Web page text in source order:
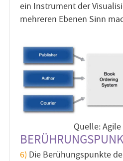
ein Instrument der
mehreren Ebenen Sinn
Quelle:
6) Die Berühungspunkte